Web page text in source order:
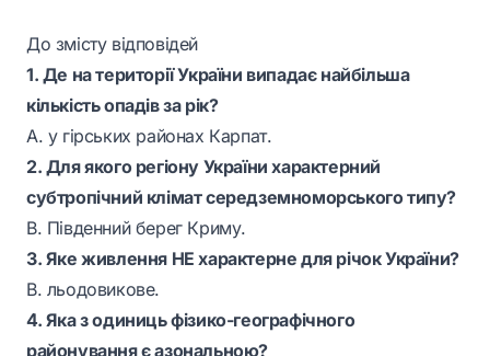
До змісту відповідей
1. Де на території України випадає найбільша
кількість опадів за рік?
А. у гірських районах Карпат.
2. Для якого регіону України характерний
субтропічний клімат середземноморського типу?
В. Південний берег Криму.
3. Яке живлення НЕ характерне для річок України?
В. льодовикове.
4. Яка з одиниць фізико-географічного
районування є азональною?